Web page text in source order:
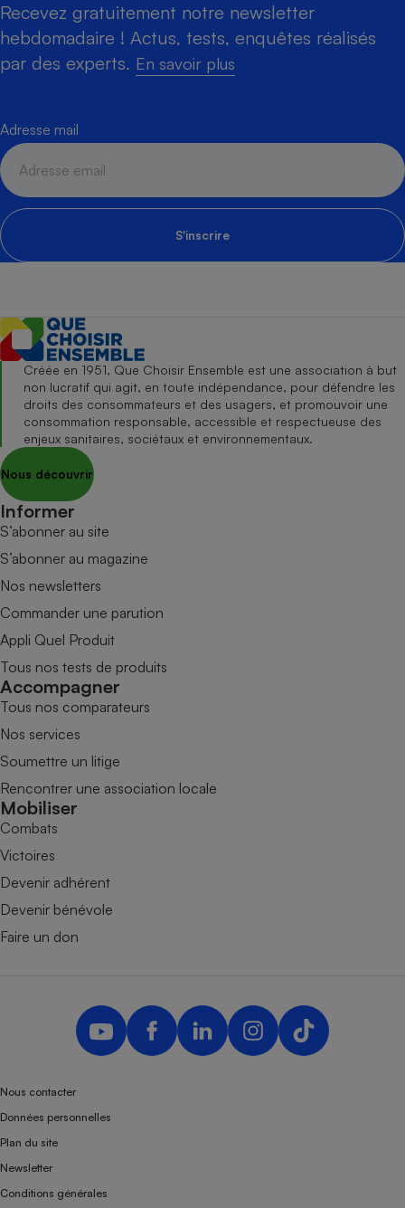
Recevez gratuitement notre newsletter
hebdomadaire ! Actus, tests, enquêtes réalisés
par des experts. En savoir plus
Adresse mail
S'inscrire
Créée en 1951, Que Choisir Ensemble est une association à but
non lucratif qui agit, en toute indépendance, pour défendre les
droits des consommateurs et des usagers, et promouvoir une
consommation responsable, accessible et respectueuse des
enjeux sanitaires, sociétaux et environnementaux.
Nous découvrir
Informer
S’abonner au site
S’abonner au magazine
Nos newsletters
Commander une parution
Appli Quel Produit
Tous nos tests de produits
Accompagner
Tous nos comparateurs
Nos services
Soumettre un litige
Rencontrer une association locale
Mobiliser
Combats
Victoires
Devenir adhérent
Devenir bénévole
Faire un don
Nous contacter
Données personnelles
Plan du site
Newsletter
Conditions générales